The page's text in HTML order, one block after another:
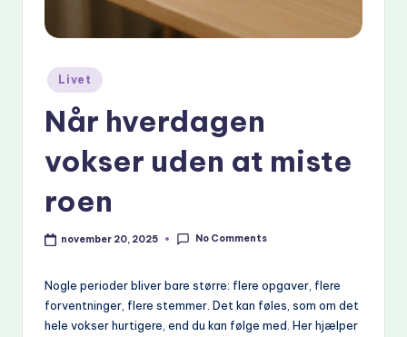
Posted
in
Livet
Når hverdagen
vokser uden at miste
roen
november 20, 2025 No Comments
Nogle perioder bliver bare større: flere opgaver, flere
forventninger, flere stemmer. Det kan føles, som om det
hele vokser hurtigere, end du kan følge med. Her hjælper